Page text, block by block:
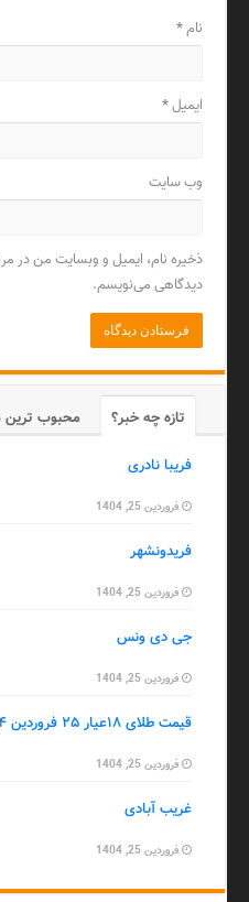
نام*
ایمیل*
وب‌ سایت
ذخیره نام، ایمیل و وبسایت من در
دیدگاهی می‌نویسم.
تازه چه خبر؟ محبوب ترین
فریبا نادری
فروردین 25, 1404
فریدونشهر
فروردین 25, 1404
جی دی ونس
فروردین 25, 1404
قیمت طلای ۱۸عیار ۲۵ فروردین ۱۴۰۴
فروردین 25, 1404
غریب آبادی
فروردین 25, 1404